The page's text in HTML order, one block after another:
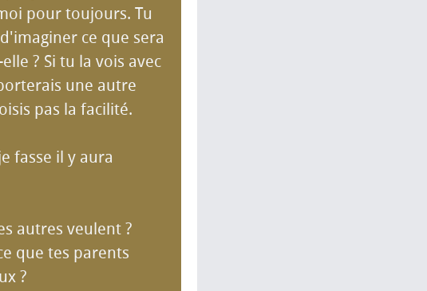
pour toujours. Tu
ce que sera
? Si tu la vois avec
une autre
pas la facilité.
fasse il y aura
autres veulent ?
que tes parents
?